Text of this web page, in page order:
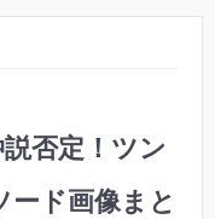
否定！ツン
ード画像まと